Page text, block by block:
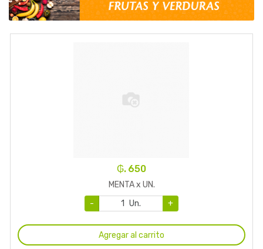
₲. 650
MENTA x UN.
-
Un. +
Agregar al carrito